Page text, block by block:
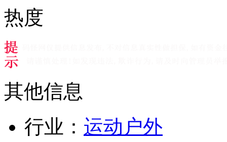
热度
其他信息
行业： 运动户外